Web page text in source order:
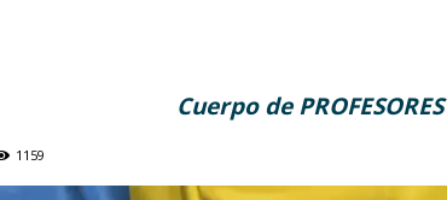
Cuerpo de PROFESORES
1159